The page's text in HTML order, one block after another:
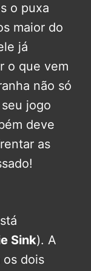
o puxa
maior do
já
o que vem
não só
jogo
deve
as
Sink). A
os dois